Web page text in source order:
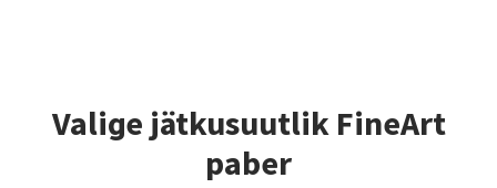
Valige jätkusuutlik FineArt
paber